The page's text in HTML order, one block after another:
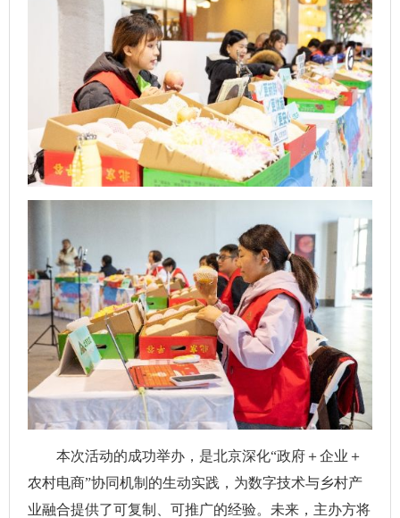
本次活动的成功举办，是北京深化“政府＋企业＋
农村电商”协同机制的生动实践，为数字技术与乡村产
业融合提供了可复制、可推广的经验。未来，主办方将